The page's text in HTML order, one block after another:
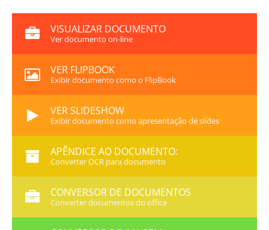
VISUALIZAR DOCUMENTO
Ver documento on-line
VER FLIPBOOK
Exibir documento como o FlipBook
VER SLIDESHOW
Exibir documento como apresentação de slides
APÊNDICE AO DOCUMENTO:
Converter OCR para documento
CONVERSOR DE DOCUMENTOS
Converter documentos do office